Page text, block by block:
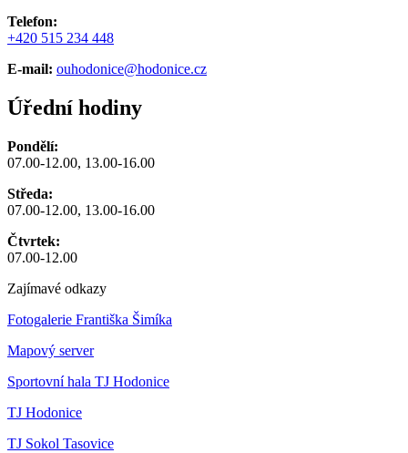
Telefon:
+420 515 234 448
E-mail: ouhodonice@hodonice.cz
Úřední hodiny
Pondělí:
07.00-12.00, 13.00-16.00
Středa:
07.00-12.00, 13.00-16.00
Čtvrtek:
07.00-12.00
Zajímavé odkazy
Fotogalerie Františka Šimíka
Mapový server
Sportovní hala TJ Hodonice
TJ Hodonice
TJ Sokol Tasovice